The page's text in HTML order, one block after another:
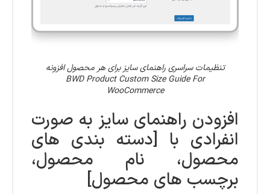
تنظیمات سراسری راهنمای سایز برای هر محصول افزونه
BWD Product Custom Size Guide For
WooCommerce
افزودن راهنمای سایز به صورت
انفرادی با [دسته بندی های
محصول، نام محصول،
برچسب های محصول]